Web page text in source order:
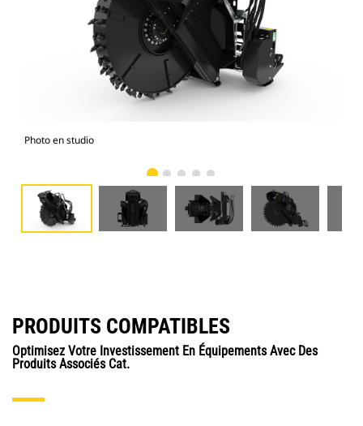
Photo en studio
PRODUITS COMPATIBLES
Optimisez Votre Investissement En Équipements Avec Des
Produits Associés Cat.